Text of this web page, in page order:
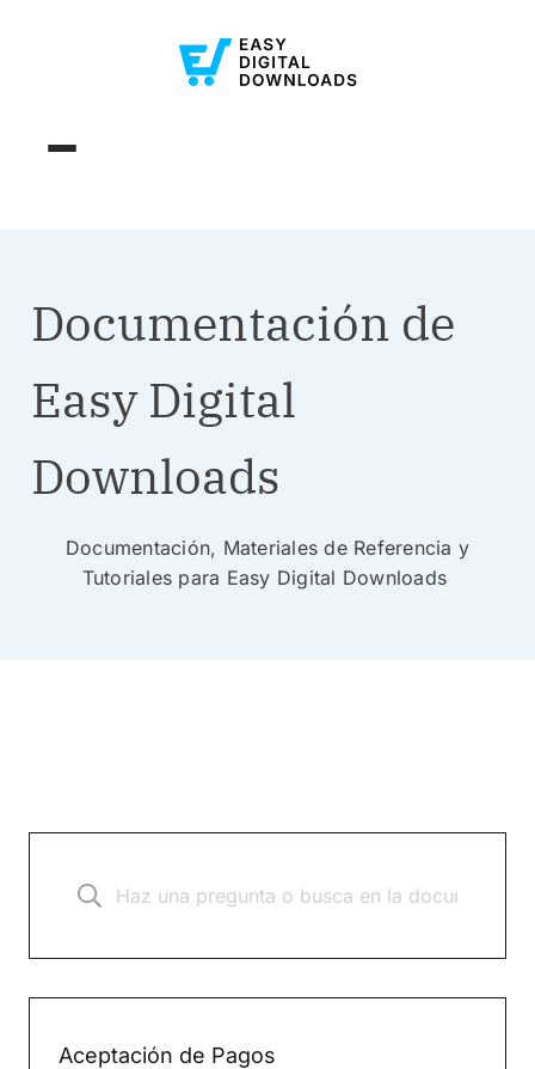
Documentación de
Easy Digital
Downloads
Documentación, Materiales de Referencia y
Tutoriales para Easy Digital Downloads
Aceptación de Pagos